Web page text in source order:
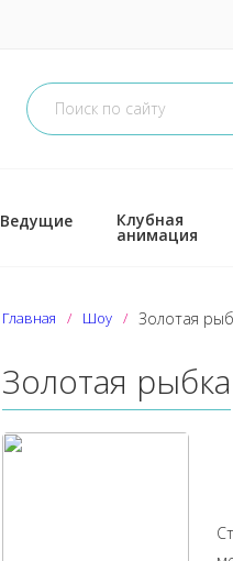
Ведущие Клубная
анимация
Главная Шоу Золотая
Золотая рыбка